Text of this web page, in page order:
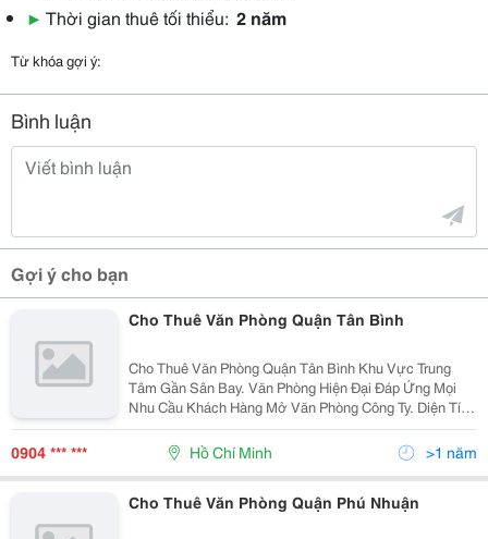
▶ Thời gian thuê tối thiểu: 2 năm
Từ khóa gợi ý:
Bình luận
Gợi ý cho bạn
Cho Thuê Văn Phòng Quận Tân Bình
Cho Thuê Văn Phòng Quận Tân Bình Khu Vực Trung
Tâm Gần Sân Bay. Văn Phòng Hiện Đại Đáp Ứng Mọi
Nhu Cầu Khách Hàng Mở Văn Phòng Công Ty. Diện Tích
: Chia Theo Nhu Cầu Của Khách Hàng ( Từ 30M2 Đến
500M2 ). Giá Cho Thuê : Từ 8 Usd/M2 Đến 20 Usd
0904 *** *** Hồ Chí Minh >1 năm
Cho Thuê Văn Phòng Quận Phú Nhuận